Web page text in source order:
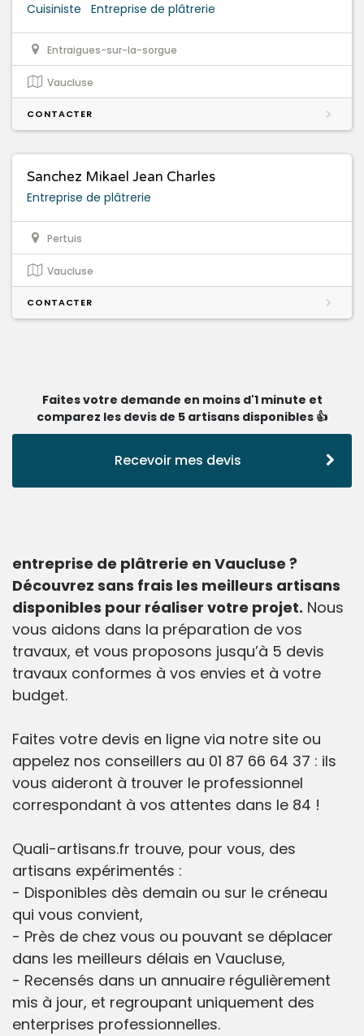
Cuisiniste Entreprise de plâtrerie
Entraigues-sur-la-sorgue
Vaucluse
CONTACTER
Sanchez Mikael Jean Charles
Entreprise de plâtrerie
Pertuis
Vaucluse
CONTACTER
Faites votre demande en moins d'1 minute et
comparez les devis de 5 artisans disponibles 👍
Recevoir mes devis
entreprise de plâtrerie en Vaucluse ?
Découvrez sans frais les meilleurs artisans
disponibles pour réaliser votre projet. Nous
vous aidons dans la préparation de vos
travaux, et vous proposons jusqu’à 5 devis
travaux conformes à vos envies et à votre
budget.
Faites votre devis en ligne via notre site ou
appelez nos conseillers au 01 87 66 64 37 : ils
vous aideront à trouver le professionnel
correspondant à vos attentes dans le 84 !
Quali-artisans.fr trouve, pour vous, des
artisans expérimentés :
- Disponibles dès demain ou sur le créneau
qui vous convient,
- Près de chez vous ou pouvant se déplacer
dans les meilleurs délais en Vaucluse,
- Recensés dans un annuaire régulièrement
mis à jour, et regroupant uniquement des
enterprises professionnelles.